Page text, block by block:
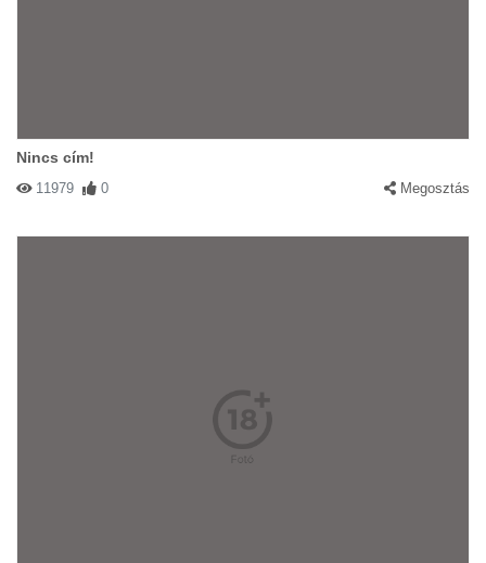
Nincs cím!
11979 0 Megosztás